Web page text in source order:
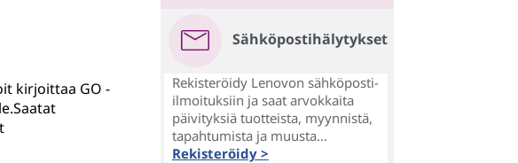
kirjoittaa GO -
Sähköpostihälytykset
Rekisteröidy Lenovon sähköposti-
ilmoituksiin ja saat arvokkaita
päivityksiä tuotteista, myynnistä,
tapahtumista ja muusta...
Rekisteröidy >